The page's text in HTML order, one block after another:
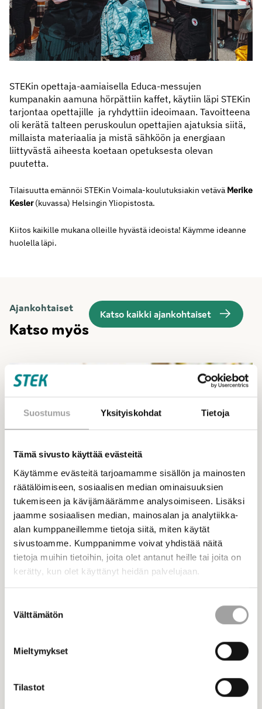
Suostumus Yksityiskohdat Tietoja
Tämä sivusto käyttää evästeitä
Käytämme evästeitä tarjoamamme sisällön ja mainosten
räätälöimiseen, sosiaalisen median ominaisuuksien
tukemiseen ja kävijämäärämme analysoimiseen. Lisäksi
jaamme sosiaalisen median, mainosalan ja analytiikka-
alan kumppaneillemme tietoja siitä, miten käytät
sivustoamme. Kumppanimme voivat yhdistää näitä
tietoja muihin tietoihin, joita olet antanut heille tai joita on
kerätty, kun olet käyttänyt heidän palvelujaan.
valinta
Välttämätön
Mieltymykset
Tilastot
STEKin opettaja-aamiaisella Educa-messujen
kumpanakin aamuna hörpättiin kaffet, käytiin läpi STEKin
tarjontaa opettajille ja ryhdyttiin ideoimaan. Tavoitteena
oli kerätä talteen peruskoulun opettajien ajatuksia siitä,
millaista materiaalia ja mistä sähköön ja energiaan
liittyvästä aiheesta koetaan opetuksesta olevan
puutetta.
Tilaisuutta emännöi STEKin Voimala-koulutuksiakin vetävä Merike
Kesler(kuvassa) Helsingin Yliopistosta.
Kiitos kaikille mukana olleille hyvästä ideoista! Käymme ideanne
huolella läpi.
Ajankohtaiset
Katso myös
Katso kaikki ajankohtaiset
25.6.2026 - Ajankohtaiset
STEK lomailee heinäkuun
Uutiset